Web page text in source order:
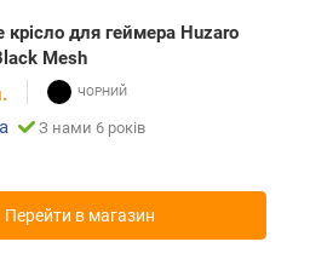
для геймера Huzaro
Mesh
З нами 6 років
Перейти в магазин